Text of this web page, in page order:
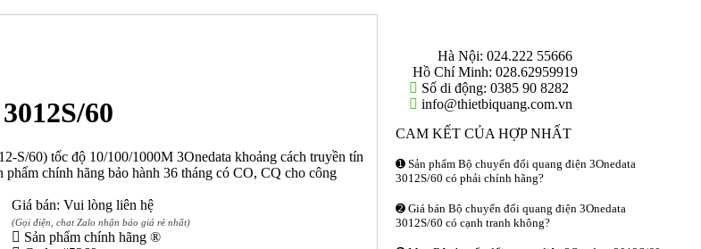
60
S/60) tốc độ 10/100/1000M 3Onedata khoảng cách truyền tín
chính hãng bảo hành 36 tháng có CO, CQ cho công
Giá bán: Vui lòng liên hệ
(Gọi điện, chat Zalo nhận báo giá rẻ nhất)
Sản phẩm chính hãng ®
Hà Nội: 024.222 55666
Hồ Chí Minh: 028.62959919
Số di động: 0385 90 8282
info@thietbiquang.com.vn
CAM KẾT CỦA HỢP NHẤT
➊ Sản phẩm Bộ chuyển đổi quang điện 3Onedata
3012S/60 có phải chính hãng?
➋ Giá bán Bộ chuyển đổi quang điện 3Onedata
3012S/60 có cạnh tranh không?